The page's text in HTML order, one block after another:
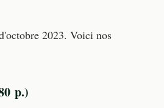
2023. Voici nos
p.)